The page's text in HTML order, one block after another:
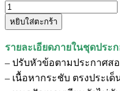
จำนวน
แนว
เจ้า
พนักงาน
การ
หยิบใส่ตะกร้า
รายละเอียดภายในชุดประ
– ปรับหัวข้อตามประกาศส
– เนื้อหากระชับ ตรงประเด็